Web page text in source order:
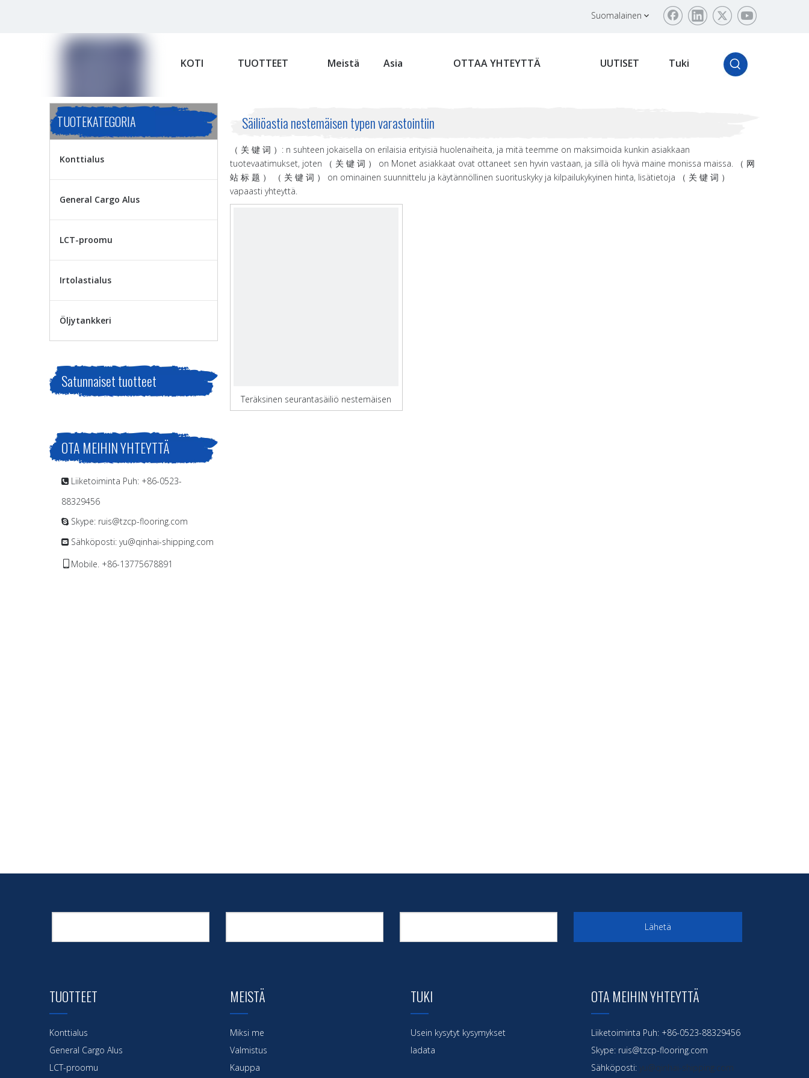
Suomalainen
KOTI TUOTTEET Meistä Asia OTTAA YHTEYTTÄ UUTISET Tuki
TUOTEKATEGORIA
Konttialus
General Cargo Alus
LCT-proomu
Irtolastialus
Öljytankkeri
Satunnaiset tuotteet
OTA MEIHIN YHTEYTTÄ
 Liiketoiminta Puh: +86-0523-
88329456
 Skype: ruis@tzcp-flooring.com
 Sähköposti: yu@qinhai-shipping.com
Mobile. +86-13775678891
Säiliöastia nestemäisen typen varastointiin
（ 关 键 词 ）: n suhteen jokaisella on erilaisia ​​erityisiä huolenaiheita, ja mitä teemme on maksimoida kunkin asiakkaan
tuotevaatimukset, joten （ 关 键 词 ） on Monet asiakkaat ovat ottaneet sen hyvin vastaan, ja sillä oli hyvä maine monissa maissa. （ 网
站 标 题 ） （ 关 键 词 ） on ominainen suunnittelu ja käytännöllinen suorituskyky ja kilpailukykyinen hinta, lisätietoja （ 关 键 词 ）
vapaasti yhteyttä.
Teräksinen seurantasäiliö nestemäisen
typen varastointiin
Lähetä
TUOTTEET
Konttialus
General Cargo Alus
LCT-proomu
MEISTÄ
Miksi me
Valmistus
Kauppa
TUKI
Usein kysytyt kysymykset
ladata
OTA MEIHIN YHTEYTTÄ
Liiketoiminta Puh: +86-0523-88329456
Skype: ruis@tzcp-flooring.com
Sähköposti: yu@qinhai-shipping.com